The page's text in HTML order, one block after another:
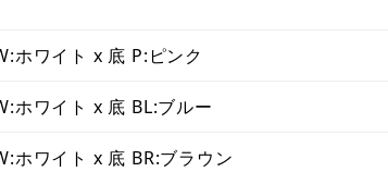
ホワイト x 底 P:ピンク
ホワイト x 底 BL:ブルー
ホワイト x 底 BR:ブラウン